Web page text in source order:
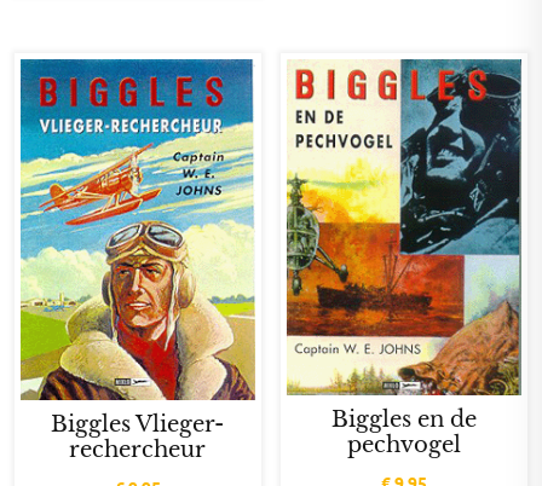
Biggles Vlieger-
rechercheur
Biggles en de
pechvogel